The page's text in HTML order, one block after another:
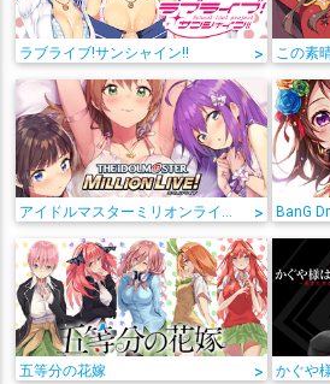
ラブライブ!サンシャイン!! > この素
> BanG
五等分の花嫁 > かぐや